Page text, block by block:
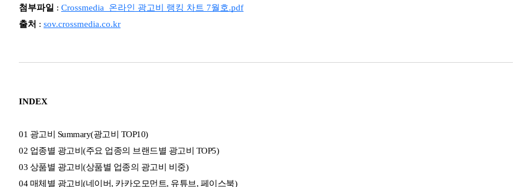
첨부파일 : Crossmedia_ 온라인 광고비 랭킹 차트 7월호.pdf
출처 : sov.crossmedia.co.kr
INDEX
01 광고비 Summary(광고비 TOP10)
02 업종별 광고비(주요 업종의 브랜드별 광고비 TOP5)
03 상품별 광고비(상품별 업종의 광고비 비중)
04 매체별 광고비(네이버, 카카오모먼트, 유튜브, 페이스북)